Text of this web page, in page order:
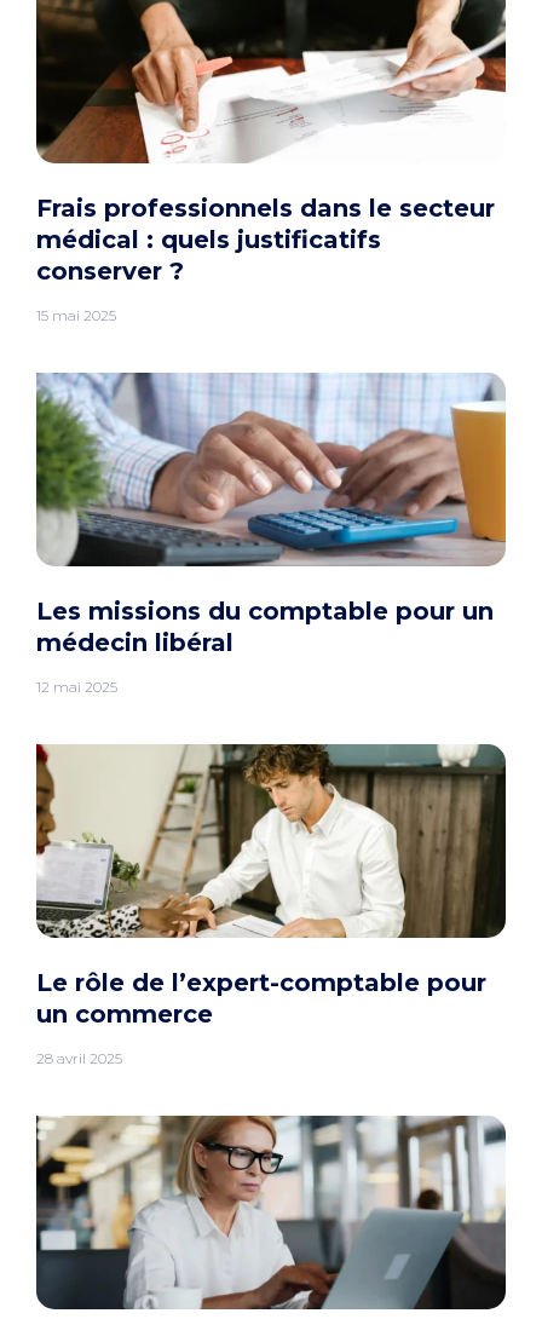
Frais professionnels dans le secteur
médical : quels justificatifs
conserver ?
15 mai 2025
Les missions du comptable pour un
médecin libéral
12 mai 2025
Le rôle de l’expert-comptable pour
un commerce
28 avril 2025